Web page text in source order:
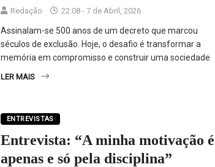
Redação 22:08 - 7 de Abril, 2026
Assinalam-se 500 anos de um decreto que marcou
séculos de exclusão. Hoje, o desafio é transformar a
memória em compromisso e construir uma sociedade
LER MAIS
ENTREVISTAS
Entrevista: “A minha motivação é
apenas e só pela disciplina”